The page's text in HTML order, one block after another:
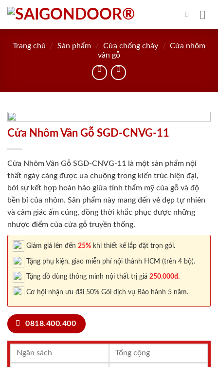
Skip
content
Trang chủ / Sản phẩm / Cửa chống cháy / Cửa nhôm
vân gỗ
Cửa Nhôm Vân Gỗ SGD-CNVG-11
Cửa Nhôm Vân Gỗ SGD-CNVG-11 là một sản phẩm nội
thất ngày càng được ưa chuộng trong kiến trúc hiện đại,
bởi sự kết hợp hoàn hảo giữa tính thẩm mỹ của gỗ và độ
bền bỉ của nhôm. Sản phẩm này mang đến vẻ đẹp tự nhiên
và cảm giác ấm cúng, đồng thời khắc phục được những
nhược điểm của cửa gỗ truyền thống.
Giảm giá lên đến 25% khi thiết kế lắp đặt trọn gói.
Tặng phụ kiện, giao miễn phí nội thành HCM (trên 4 bộ).
Tặng đồ dùng thông minh nội thất trị giá 250.000đ.
Cơ hội nhận ưu đãi 50% Gói dịch vụ Bảo hành 5 năm.
0818.400.400